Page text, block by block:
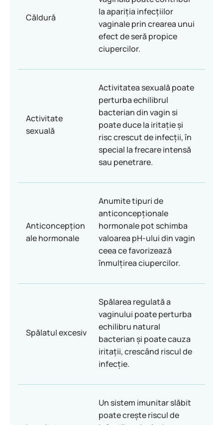
Căldură
la apariția infecțiilor
vaginale prin crearea unui
efect de seră propice
ciupercilor.
Activitate
sexuală
Activitatea sexuală poate
perturba echilibrul
bacterian din vagin si
poate duce la iritație și
risc crescut de infecții, în
special la frecare intensă
sau penetrare.
Anticoncepțion
ale hormonale
Anumite tipuri de
anticoncepționale
hormonale pot schimba
valoarea pH-ului din vagin
ceea ce favorizează
înmulțirea ciupercilor.
Spălatul excesiv
Spălarea regulată a
vaginului poate perturba
echilibru natural
bacterian și poate cauza
iritații, crescând riscul de
infecție.
Un sistem imunitar slăbit
poate crește riscul de